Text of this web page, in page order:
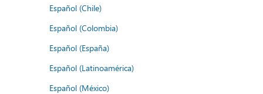
Español (Chile)
Español (Colombia)
Español (España)
Español (Latinoamérica)
Español (México)